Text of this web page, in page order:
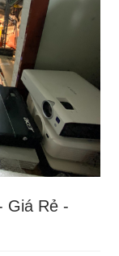
Giá Rẻ -